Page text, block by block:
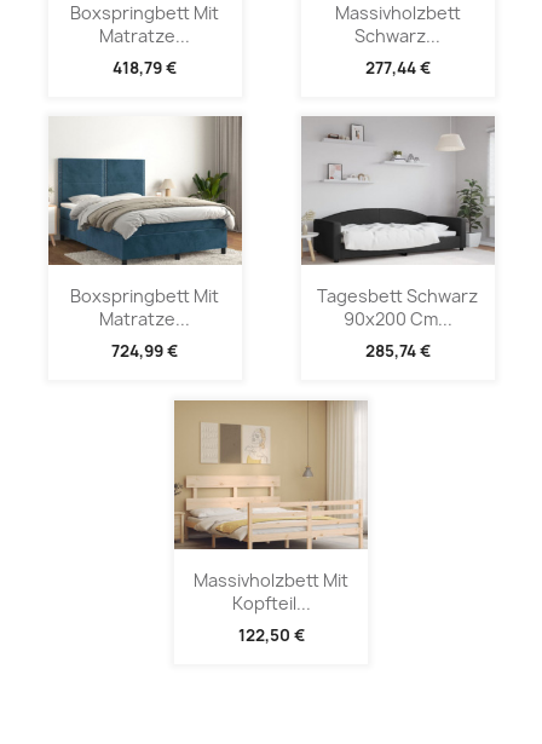
Boxspringbett Mit
Matratze...
418,79 €
Massivholzbett
Schwarz...
277,44 €
Boxspringbett Mit
Matratze...
724,99 €
Tagesbett Schwarz
90x200 Cm...
285,74 €
Massivholzbett Mit
Kopfteil...
122,50 €